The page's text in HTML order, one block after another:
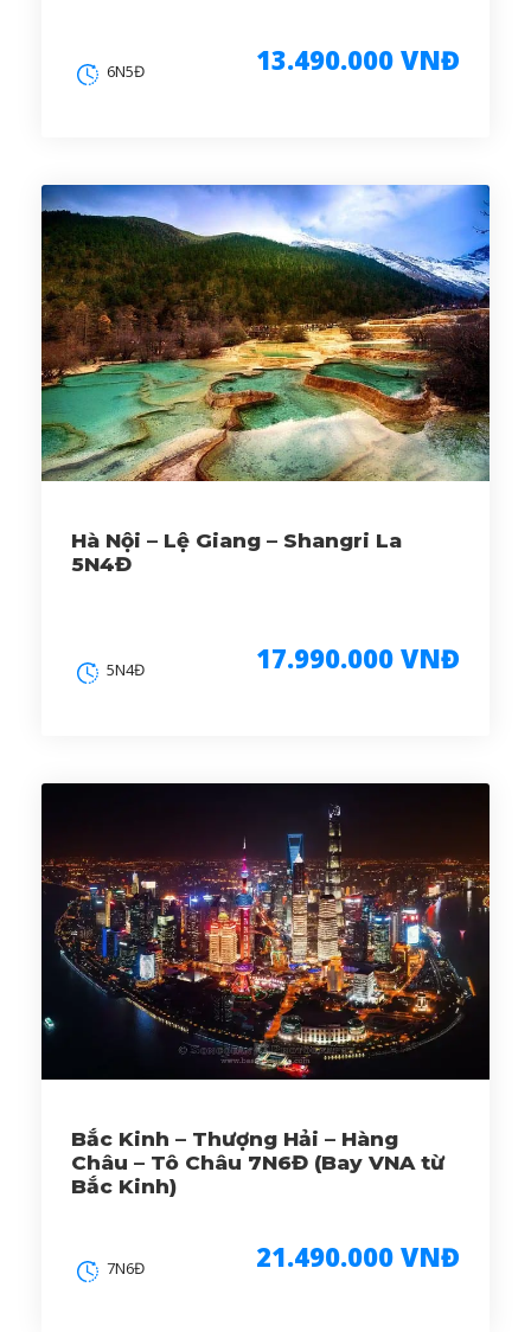
13.490.000 VNĐ
6N5Đ
Hà Nội – Lệ Giang – Shangri La
5N4Đ
17.990.000 VNĐ
5N4Đ
Bắc Kinh – Thượng Hải – Hàng
Châu – Tô Châu 7N6Đ (Bay VNA từ
Bắc Kinh)
21.490.000 VNĐ
7N6Đ